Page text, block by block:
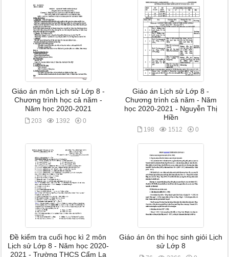
Giáo án môn Lịch sử Lớp 8 -
Chương trình học cả năm -
Năm học 2020-2021
203 1392 0
Giáo án Lịch sử Lớp 8 -
Chương trình cả năm - Năm
học 2020-2021 - Nguyễn Thị
Hiền
198 1512 0
Đề kiểm tra cuối học kì 2 môn
Lịch sử Lớp 8 - Năm học 2020-
2021 - Trường THCS Cẩm La
Giáo án ôn thi học sinh giỏi Lịch
sử Lớp 8